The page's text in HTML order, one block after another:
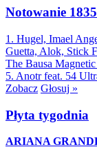
Notowanie
1. Hugel, Imael
Guetta, Alok, Stick
The Bausa Magnetic
5. Anotr feat. 54
Zobacz Głosuj »
Płyta tygodnia
ARIANA